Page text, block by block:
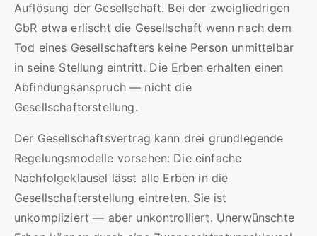
Auflösung der Gesellschaft. Bei der zweigliedrigen
GbR etwa erlischt die Gesellschaft wenn nach dem
Tod eines Gesellschafters keine Person unmittelbar
in seine Stellung eintritt. Die Erben erhalten einen
Abfindungsanspruch — nicht die
Gesellschafterstellung.
Der Gesellschaftsvertrag kann drei grundlegende
Regelungsmodelle vorsehen: Die einfache
Nachfolgeklausel lässt alle Erben in die
Gesellschafterstellung eintreten. Sie ist
unkompliziert — aber unkontrolliert. Unerwünschte